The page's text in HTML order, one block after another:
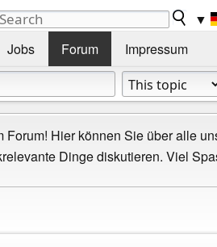
▼
Jobs Forum Impressum
Hier können Sie über alle
Dinge diskutieren. Viel